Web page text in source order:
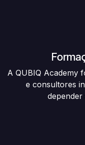
A QUBIQ Academy
e consultores
depender